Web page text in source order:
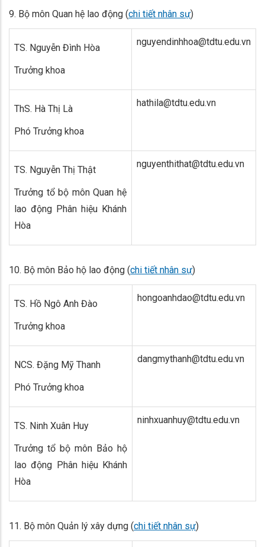
9. Bộ môn Quan hệ lao động (chi tiết nhân sự)
TS. Nguyễn Đình Hòa
Trưởng khoa
nguyendinhhoa@tdtu.edu.vn
ThS. Hà Thị Là
Phó Trưởng khoa
hathila@tdtu.edu.vn
TS. Nguyễn Thị Thật
Trưởng tổ bộ môn Quan hệ
lao động Phân hiệu Khánh
Hòa
nguyenthithat@tdtu.edu.vn
10. Bộ môn Bảo hộ lao động (chi tiết nhân sự)
TS. Hồ Ngô Anh Đào
Trưởng khoa
hongoanhdao@tdtu.edu.vn
NCS. Đặng Mỹ Thanh
Phó Trưởng khoa
dangmythanh@tdtu.edu.vn
TS. Ninh Xuân Huy
Trưởng tổ bộ môn Bảo hộ
lao động Phân hiệu Khánh
Hòa
ninhxuanhuy@tdtu.edu.vn
11. Bộ môn Quản lý xây dựng (chi tiết nhân sự)